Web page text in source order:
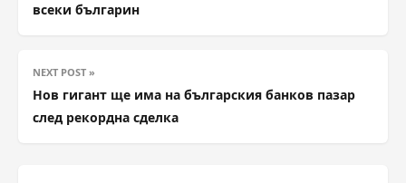
всеки българин
NEXT POST »
Нов гигант ще има на българския банков пазар
след рекордна сделка